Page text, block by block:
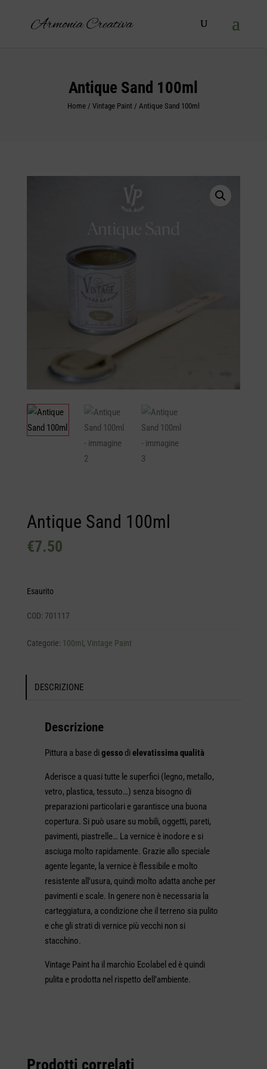
Antique Sand 100ml
Home/ Vintage Paint/ Antique Sand 100ml
Antique Sand 100ml
€7.50
Esaurito
COD: 701117
Categorie: 100ml , Vintage Paint
DESCRIZIONE
Descrizione
Pittura a base digesso dielevatissima qualità
Aderisce a quasi tutte le superfici (legno, metallo,
vetro, plastica, tessuto…) senza bisogno di
preparazioni particolari e garantisce una buona
copertura. Si può usare su mobili, oggetti, pareti,
pavimenti, piastrelle… La vernice è inodore e si
asciuga molto rapidamente. Grazie allo speciale
agente legante, la vernice è flessibile e molto
resistente all’usura, quindi molto adatta anche per
pavimenti e scale. In genere non è necessaria la
carteggiatura, a condizione che il terreno sia pulito
e che gli strati di vernice più vecchi non si
stacchino.
Vintage Paint ha il marchio Ecolabel ed è quindi
pulita e prodotta nel rispetto dell’ambiente.
Prodotti correlati